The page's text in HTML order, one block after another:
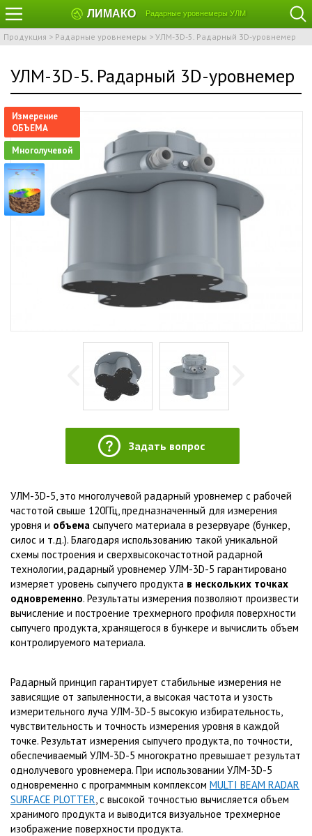
ЛИМАКО Радарные уровнемеры УЛМ
Продукция > Радарные уровнемеры > УЛМ-3D-5. Радарный 3D-уровнемер
УЛМ-3D-5. Радарный 3D-уровнемер
Задать вопрос
УЛМ-3D-5, это многолучевой радарный уровнемер с рабочей
частотой свыше 120ГГц, предназначенный для измерения
уровня и объема сыпучего материала в резервуаре (бункер,
силос и т.д.). Благодаря использованию такой уникальной
схемы построения и сверхвысокочастотной радарной
технологии, радарный уровнемер УЛМ-3D-5 гарантировано
измеряет уровень сыпучего продукта в нескольких точках
одновременно. Результаты измерения позволяют произвести
вычисление и построение трехмерного профиля поверхности
сыпучего продукта, хранящегося в бункере и вычислить объем
контролируемого материала.
Радарный принцип гарантирует стабильные измерения не
зависящие от запыленности, а высокая частота и узость
измерительного луча УЛМ-3D-5 высокую избирательность,
чувствительность и точность измерения уровня в каждой
точке. Результат измерения сыпучего продукта, по точности,
обеспечиваемый УЛМ-3D-5 многократно превышает результат
однолучевого уровнемера. При использовании УЛМ-3D-5
одновременно с программным комплексом MULTI BEAM RADAR
SURFACE PLOTTER, с высокой точностью вычисляется объем
хранимого продукта и выводится визуальное трехмерное
изображение поверхности продукта.